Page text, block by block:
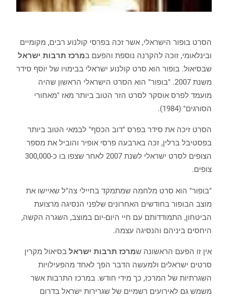
הסרט בופור הישראלי, אשר זכה בפרסי קולנוע רבים, מקומיים
ובינלאומי, זוכה להקרנה נוספת והפעם במרכז תרבות ישראל
שבסיאול. בופור הוא סרט קולנוע ישראלי בבימויו של יוסף סידר
משנת 2007. "בופור" הוא הסרט הישראלי הראשון שהיה
מועמד לפרס אוסקר לסרט הזר הטוב ביותר מאז "מאחורי
הסורגים" (1984).
הסרט זיכה את סידר בפרס "דוב הכסף" לבמאי הטוב ביותר
בפסטיבל ברלין, זכה בארבעה פרסי אופיר והוביל את מספר
הצופים לסרט ישראלי לשנת 2007 לאחר שצפו בו כ-300,000
צופים.
"בופור" הוא סרט מלחמה שמתמקד בחיילי צה"ל שאיישו את
מוצב הבופור בחודשים האחרונים שלפני הנסיגה מרצועת
הביטחון, התמודדותם עם חיי היום-יום במוצב, השגרה הקשה,
היחסים ביניהם והנסיגה עצמה.
אין זו הפעם הראשונה שמרכז תרבות ישראל בסיאול מקרין
סרטים ישראלים ולמעשה הדבר הפך לאחד מהפעילויות
השגרתיות של המרכז, כך מידי חודש. במרכז התרבות אשר
משמש גם לאירועים רשמיים של שגרירות ישראל בדרום